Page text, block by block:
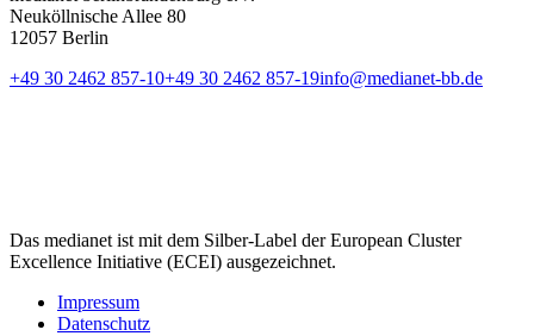
Neuköllnische Allee 80
12057 Berlin
+49 30 2462 857-10+49 30 2462 857-19info@medianet-bb.de
Das medianet ist mit dem Silber-Label der European Cluster
Excellence Initiative (ECEI) ausgezeichnet.
Impressum
Datenschutz